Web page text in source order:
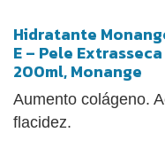
Hidratante
E – Pele
200ml, Monange
Aumento colágeno.
flacidez.